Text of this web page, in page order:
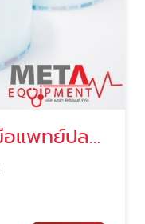
ซองบรรจุภัณฑ์เครื่อมือแพทย์ปลอดเชื้อแบบขอบเรียบ Sterilization bag flat roll